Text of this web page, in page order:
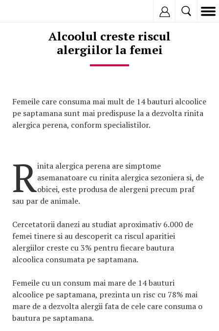
Alcoolul creste riscul
alergiilor la femei
Femeile care consuma mai mult de 14 bauturi alcoolice
pe saptamana sunt mai predispuse la a dezvolta rinita
alergica perena, conform specialistilor.
Rinita alergica perena are simptome
asemanatoare cu rinita alergica sezoniera si, de
obicei, este produsa de alergeni precum praf
sau par de animale.
Cercetatorii danezi au studiat aproximativ 6.000 de
femei tinere si au descoperit ca riscul aparitiei
alergiilor creste cu 3% pentru fiecare bautura
alcoolica consumata pe saptamana.
Femeile cu un consum mai mare de 14 bauturi
alcoolice pe saptamana, prezinta un risc cu 78% mai
mare de a dezvolta alergii fata de cele care consuma o
bautura pe saptamana.